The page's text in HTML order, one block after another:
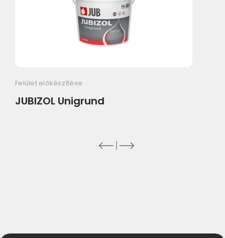
Felület előkészítése
JUBIZOL Unigrund